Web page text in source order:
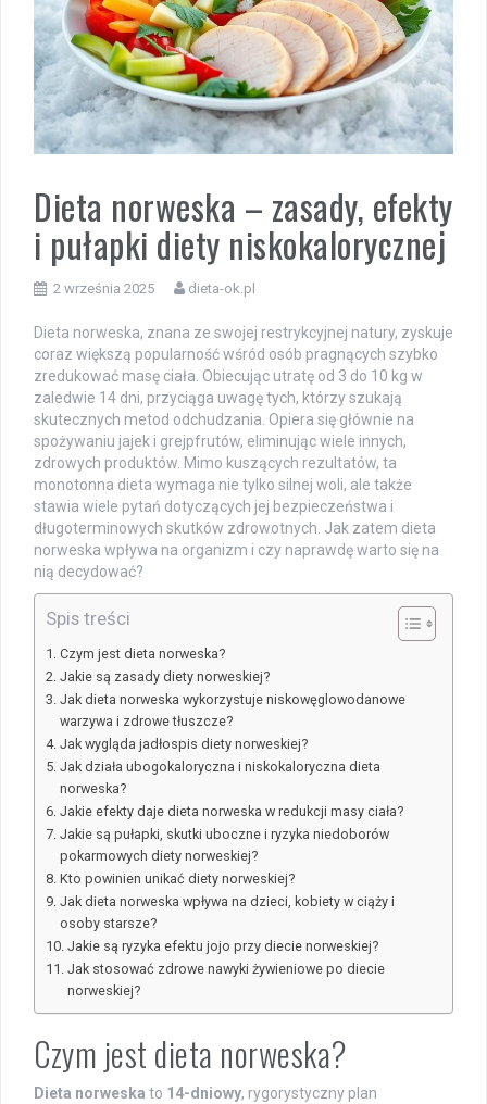
Dieta norweska – zasady, efekty
i pułapki diety niskokalorycznej
2 września 2025 dieta-ok.pl
Dieta norweska, znana ze swojej restrykcyjnej natury, zyskuje
coraz większą popularność wśród osób pragnących szybko
zredukować masę ciała. Obiecując utratę od 3 do 10 kg w
zaledwie 14 dni, przyciąga uwagę tych, którzy szukają
skutecznych metod odchudzania. Opiera się głównie na
spożywaniu jajek i grejpfrutów, eliminując wiele innych,
zdrowych produktów. Mimo kuszących rezultatów, ta
monotonna dieta wymaga nie tylko silnej woli, ale także
stawia wiele pytań dotyczących jej bezpieczeństwa i
długoterminowych skutków zdrowotnych. Jak zatem dieta
norweska wpływa na organizm i czy naprawdę warto się na
nią decydować?
Spis treści
Czym jest dieta norweska?
Jakie są zasady diety norweskiej?
Jak dieta norweska wykorzystuje niskowęglowodanowe
warzywa i zdrowe tłuszcze?
Jak wygląda jadłospis diety norweskiej?
Jak działa ubogokaloryczna i niskokaloryczna dieta
norweska?
Jakie efekty daje dieta norweska w redukcji masy ciała?
Jakie są pułapki, skutki uboczne i ryzyka niedoborów
pokarmowych diety norweskiej?
Kto powinien unikać diety norweskiej?
Jak dieta norweska wpływa na dzieci, kobiety w ciąży i
osoby starsze?
Jakie są ryzyka efektu jojo przy diecie norweskiej?
Jak stosować zdrowe nawyki żywieniowe po diecie
norweskiej?
Czym jest dieta norweska?
Dieta norweska to 14-dniowy, rygorystyczny plan